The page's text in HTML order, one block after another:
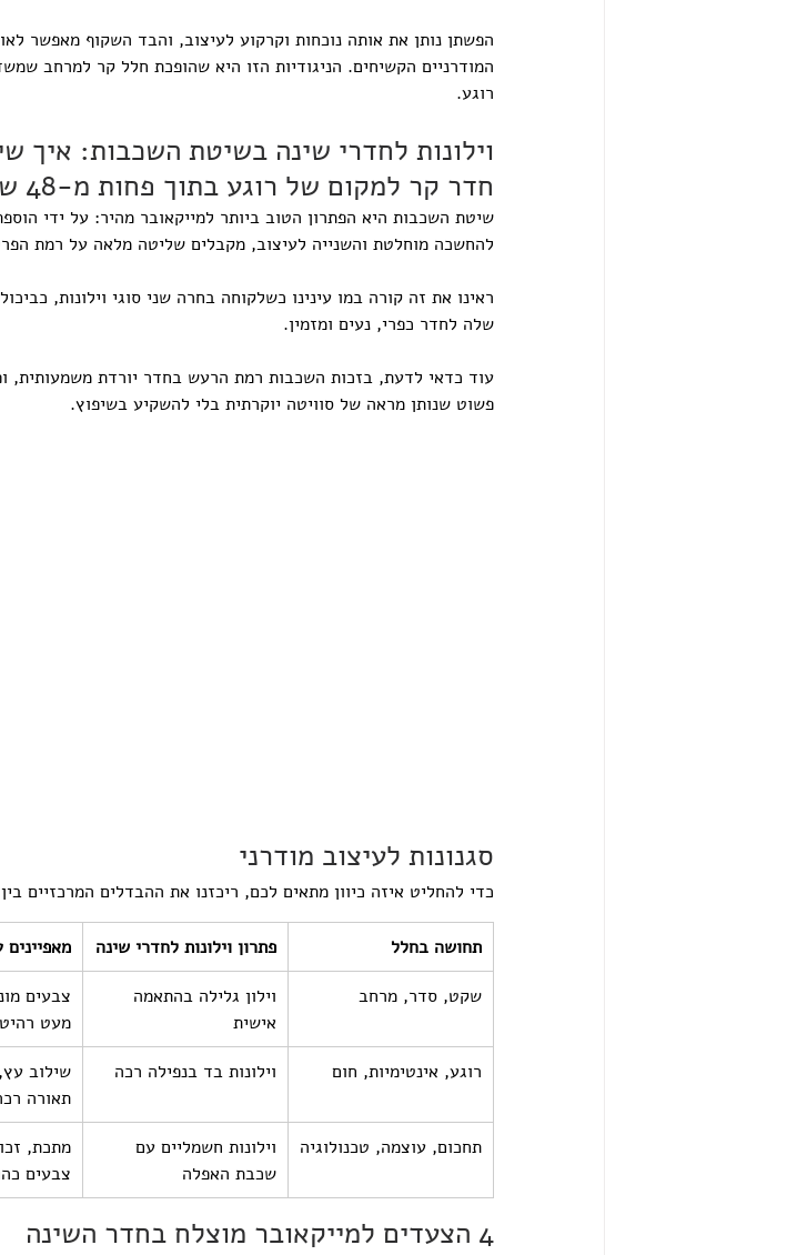
הפשתן נותן את אותה נוכחות וקרקוע לעיצוב, והבד השקוף מאפשר
המודרניים הקשיחים. הניגודיות הזו היא שהופכת חלל קר למרחב
רוגע.
וילונות לחדרי שינה בשיטת השכבות: איך
חדר קר למקום של רוגע בתוך פחות מ-48 שעות
שיטת השכבות היא הפתרון הטוב ביותר למייקאובר מהיר: על ידי
להחשכה מוחלטת והשנייה לעיצוב, מקבלים שליטה מלאה על רמת
ראינו את זה קורה במו עינינו כשלקוחה בחרה שני סוגי וילונות,
שלה לחדר כפרי, נעים ומזמין.
עוד כדאי לדעת, בזכות השכבות רמת הרעש בחדר יורדת משמעותית,
פשוט שנותן מראה של סוויטה יוקרתית בלי להשקיע בשיפוץ.
סגנונות לעיצוב מודרני
כדי להחליט איזה כיוון מתאים לכם, ריכזנו את ההבדלים המרכזיים
תחושה בחלל פתרון וילונות לחדרי שינה מאפיינים
שקט, סדר, מרחב
וילון גלילה בהתאמה
אישית
צבעים
מעט
רוגע, אינטימיות, חום וילונות בד בנפילה רכה
שילוב
תאורה
תחכום, עוצמה, טכנולוגיה
וילונות חשמליים עם
שכבת האפלה
מתכת,
צבעים
4 הצעדים למייקאובר מוצלח בחדר השינה